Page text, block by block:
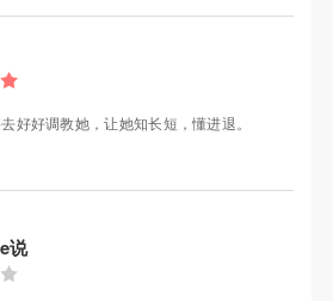
好好调教她，让她知长短，懂进退。
说